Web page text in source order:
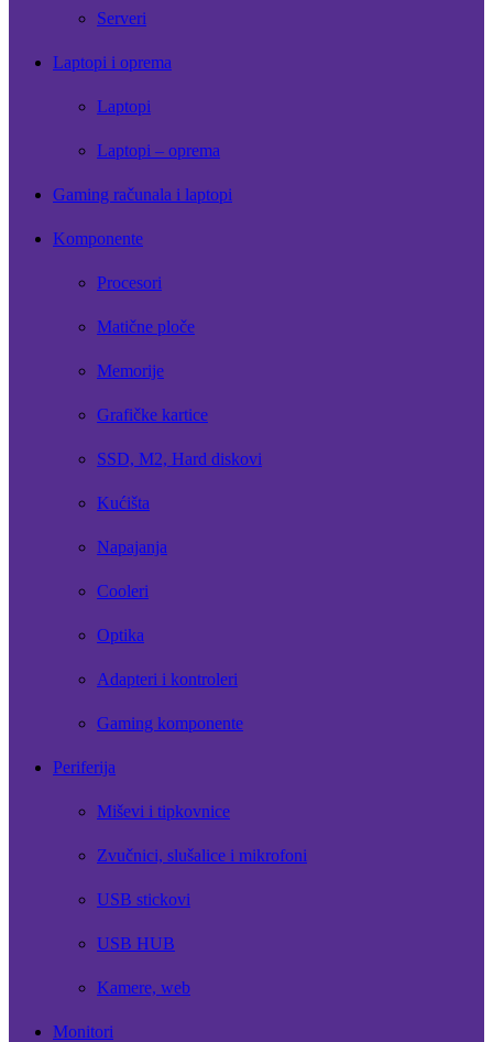
Serveri
Laptopi i oprema
Laptopi
Laptopi – oprema
Gaming računala i laptopi
Komponente
Procesori
Matične ploče
Memorije
Grafičke kartice
SSD, M2, Hard diskovi
Kućišta
Napajanja
Cooleri
Optika
Adapteri i kontroleri
Gaming komponente
Periferija
Miševi i tipkovnice
Zvučnici, slušalice i mikrofoni
USB stickovi
USB HUB
Kamere, web
Monitori